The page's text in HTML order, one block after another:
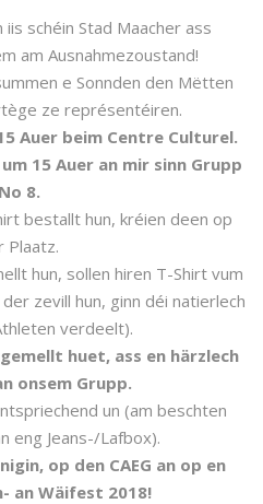
schéin Stad Maacher ass
am Ausnahmezoustand!
e Sonnden den Mëtten
ze représentéiren.
Auer beim Centre Culturel.
15 Auer an mir sinn Grupp
No 8.
bestallt hun, kréien deen op
Plaatz.
hun, sollen hiren T-Shirt vum
zevill hun, ginn déi natierlech
verdeelt).
huet, ass en härzlech
onsem Grupp.
un (am beschten
eng Jeans-/Lafbox).
op den CAEG an op en
an Wäifest 2018!